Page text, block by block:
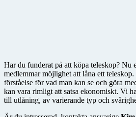
Har du funderat på att köpa teleskop? Nu
medlemmar möjlighet att låna ett
förståelse för vad man kan se och göra
kan vara rimligt att satsa ekonomiskt. Vi
till utlåning, av varierande typ och